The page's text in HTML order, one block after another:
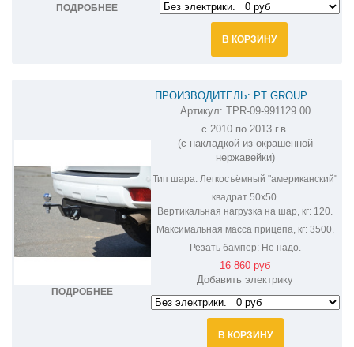
ПОДРОБНЕЕ
В КОРЗИНУ
ПОДРОБНЕЕ
ПРОИЗВОДИТЕЛЬ: PT GROUP
ФАРКОП НА LEXUS GX 460 TPR-09-
991129.00
Артикул: TPR-09-991129.00
с 2010 по 2013 г.в.
(с накладкой из окрашенной
нержавейки)
Тип шара: Легкосъёмный "американский"
квадрат 50х50.
Вертикальная нагрузка на шар, кг: 120.
Максимальная масса прицепа, кг:3500.
Резать бампер:Не надо.
16 860 руб
Добавить электрику
В КОРЗИНУ